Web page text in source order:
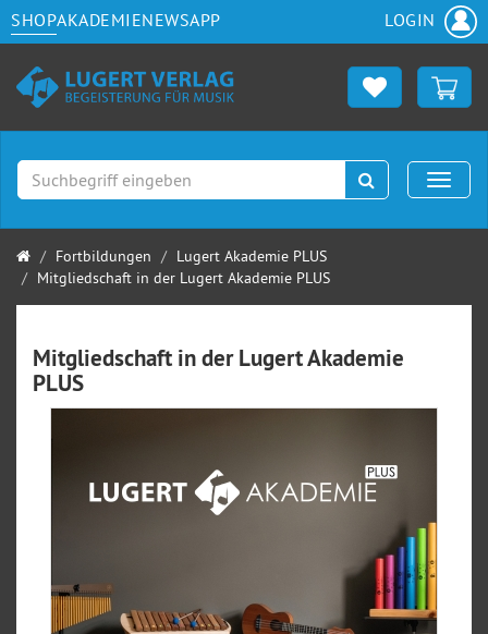
SHOPAKADEMIENEWSAPP LOGIN
Suchen
Startseite
Fortbildungen
Lugert Akademie PLUS
Mitgliedschaft in der Lugert Akademie PLUS
Mitgliedschaft in der Lugert Akademie
PLUS